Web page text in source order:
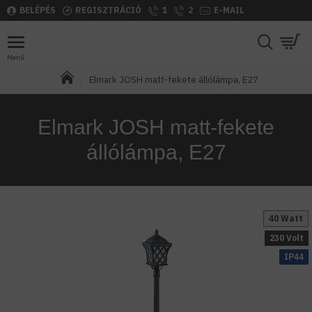
BELÉPÉS REGISZTRÁCIÓ 1 2 E-MAIL
Elmark JOSH matt-fekete állólámpa, E27
Elmark JOSH matt-fekete
állólámpa, E27
40 Watt
230 Volt
IP44